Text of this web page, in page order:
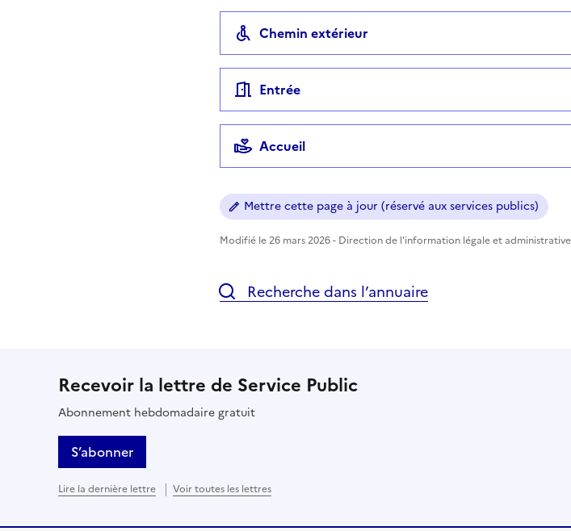
Chemin extérieur
Entrée
Accueil
Mettre cette page à jour (réservé aux services publics)
Modifié le 26 mars 2026 - Direction de l'information légale et
Recherche dans l’annuaire
Recevoir la lettre de Service Public
Abonnement hebdomadaire gratuit
S’abonner
Lire la dernière lettre Voir toutes les lettres